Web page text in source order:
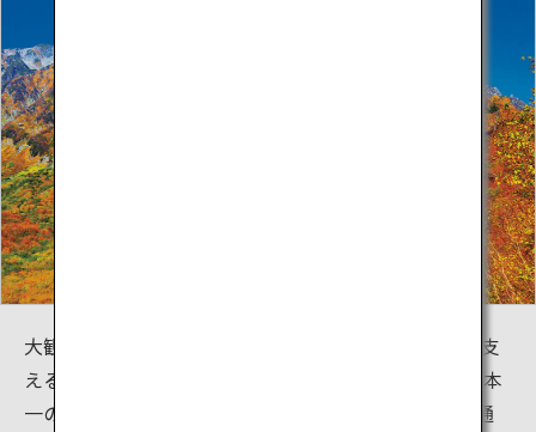
大観峰と黒部平を結ぶ立山ロープウェイは、ロープを支
える柱のない「ワンスパンロープウェイ」としては日本
一の長さです。360度のダイナミックなパノラマは、通